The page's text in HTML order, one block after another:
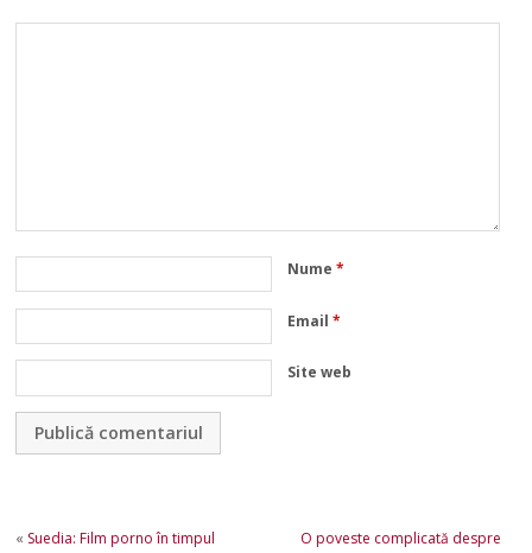
Nume*
Email*
Site web
« Suedia: Film porno în timpul
O poveste complicată despre